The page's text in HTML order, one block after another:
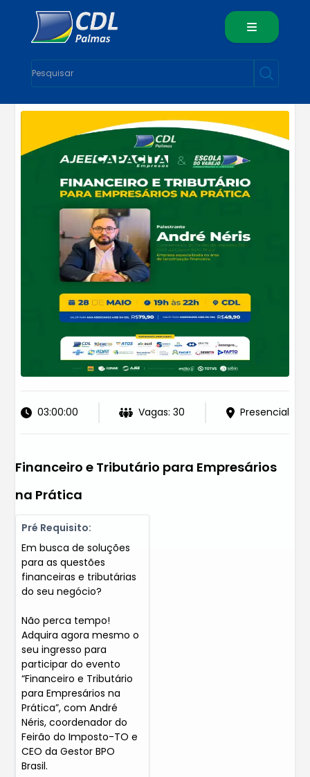
03:00:00 Vagas: 30 Presencial
Financeiro e Tributário para Empresários
na Prática
Pré Requisito:
Em busca de soluções
para as questões
financeiras e tributárias
do seu negócio?
Não perca tempo!
Adquira agora mesmo o
seu ingresso para
participar do evento
“Financeiro e Tributário
para Empresários na
Prática”, com André
Néris, coordenador do
Feirão do Imposto-TO e
CEO da Gestor BPO
Brasil.